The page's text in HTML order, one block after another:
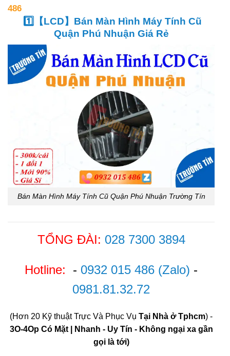
486
1️⃣【LCD】Bán Màn Hình Máy Tính Cũ
Quận Phú Nhuận Giá Rẻ
Bán Màn Hình Máy Tính Cũ Quận Phú Nhuận Trường Tín
TỔNG ĐÀI: 028 7300 3894
Hotline: - 0932 015 486 (Zalo) -
0981.81.32.72
(Hơn 20 Kỹ thuật Trực Và Phục Vụ Tại Nhà ở Tphcm) -
3O-4Op Có Mặt | Nhanh - Uy Tín - Không ngại xa gần
gọi là tới)